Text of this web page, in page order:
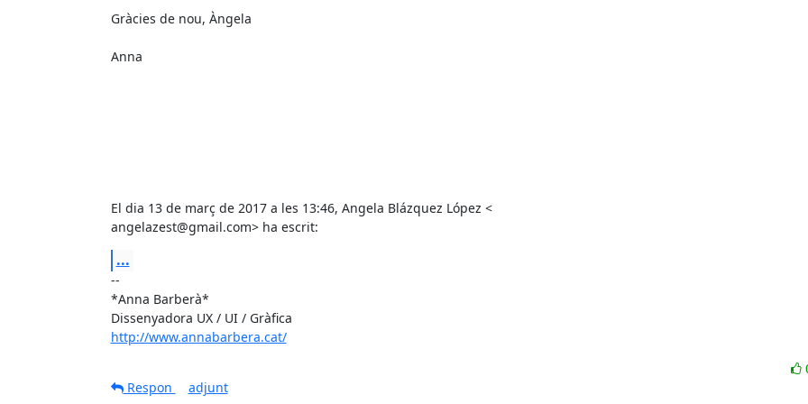
Gràcies de nou, Àngela
Anna
El dia 13 de març de 2017 a les 13:46, Angela Blázquez López <
angelazest@gmail.com> ha escrit:
...
--
*Anna Barberà*
http://www.annabarbera.cat/
Respon
adjunt